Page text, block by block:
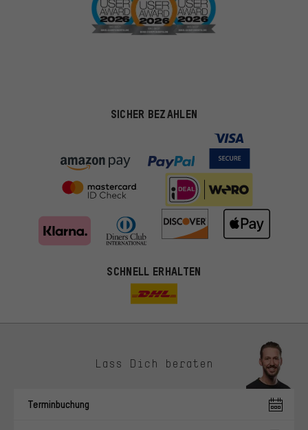
SICHER BEZAHLEN
SCHNELL ERHALTEN
Lass Dich beraten
Terminbuchung
Du bekommst, statt zufälliger Werbung, genauer passende
Angebote von uns. Diese Cookies helfen uns, Deine Interessen